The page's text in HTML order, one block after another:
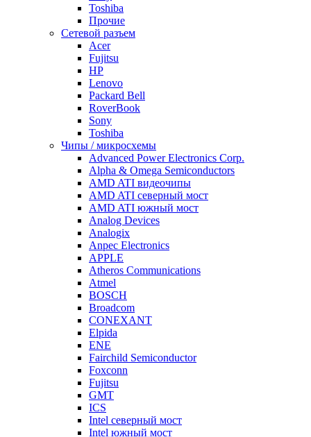
Toshiba
Прочие
Сетевой разъем
Acer
Fujitsu
HP
Lenovo
Packard Bell
RoverBook
Sony
Toshiba
Чипы / микросхемы
Advanced Power Electronics Corp.
Alpha & Omega Semiconductors
AMD ATI видеочипы
AMD ATI северный мост
AMD ATI южный мост
Analog Devices
Analogix
Anpec Electronics
APPLE
Atheros Communications
Atmel
BOSCH
Broadcom
CONEXANT
Elpida
ENE
Fairchild Semiconductor
Foxconn
Fujitsu
GMT
ICS
Intel северный мост
Intel южный мост